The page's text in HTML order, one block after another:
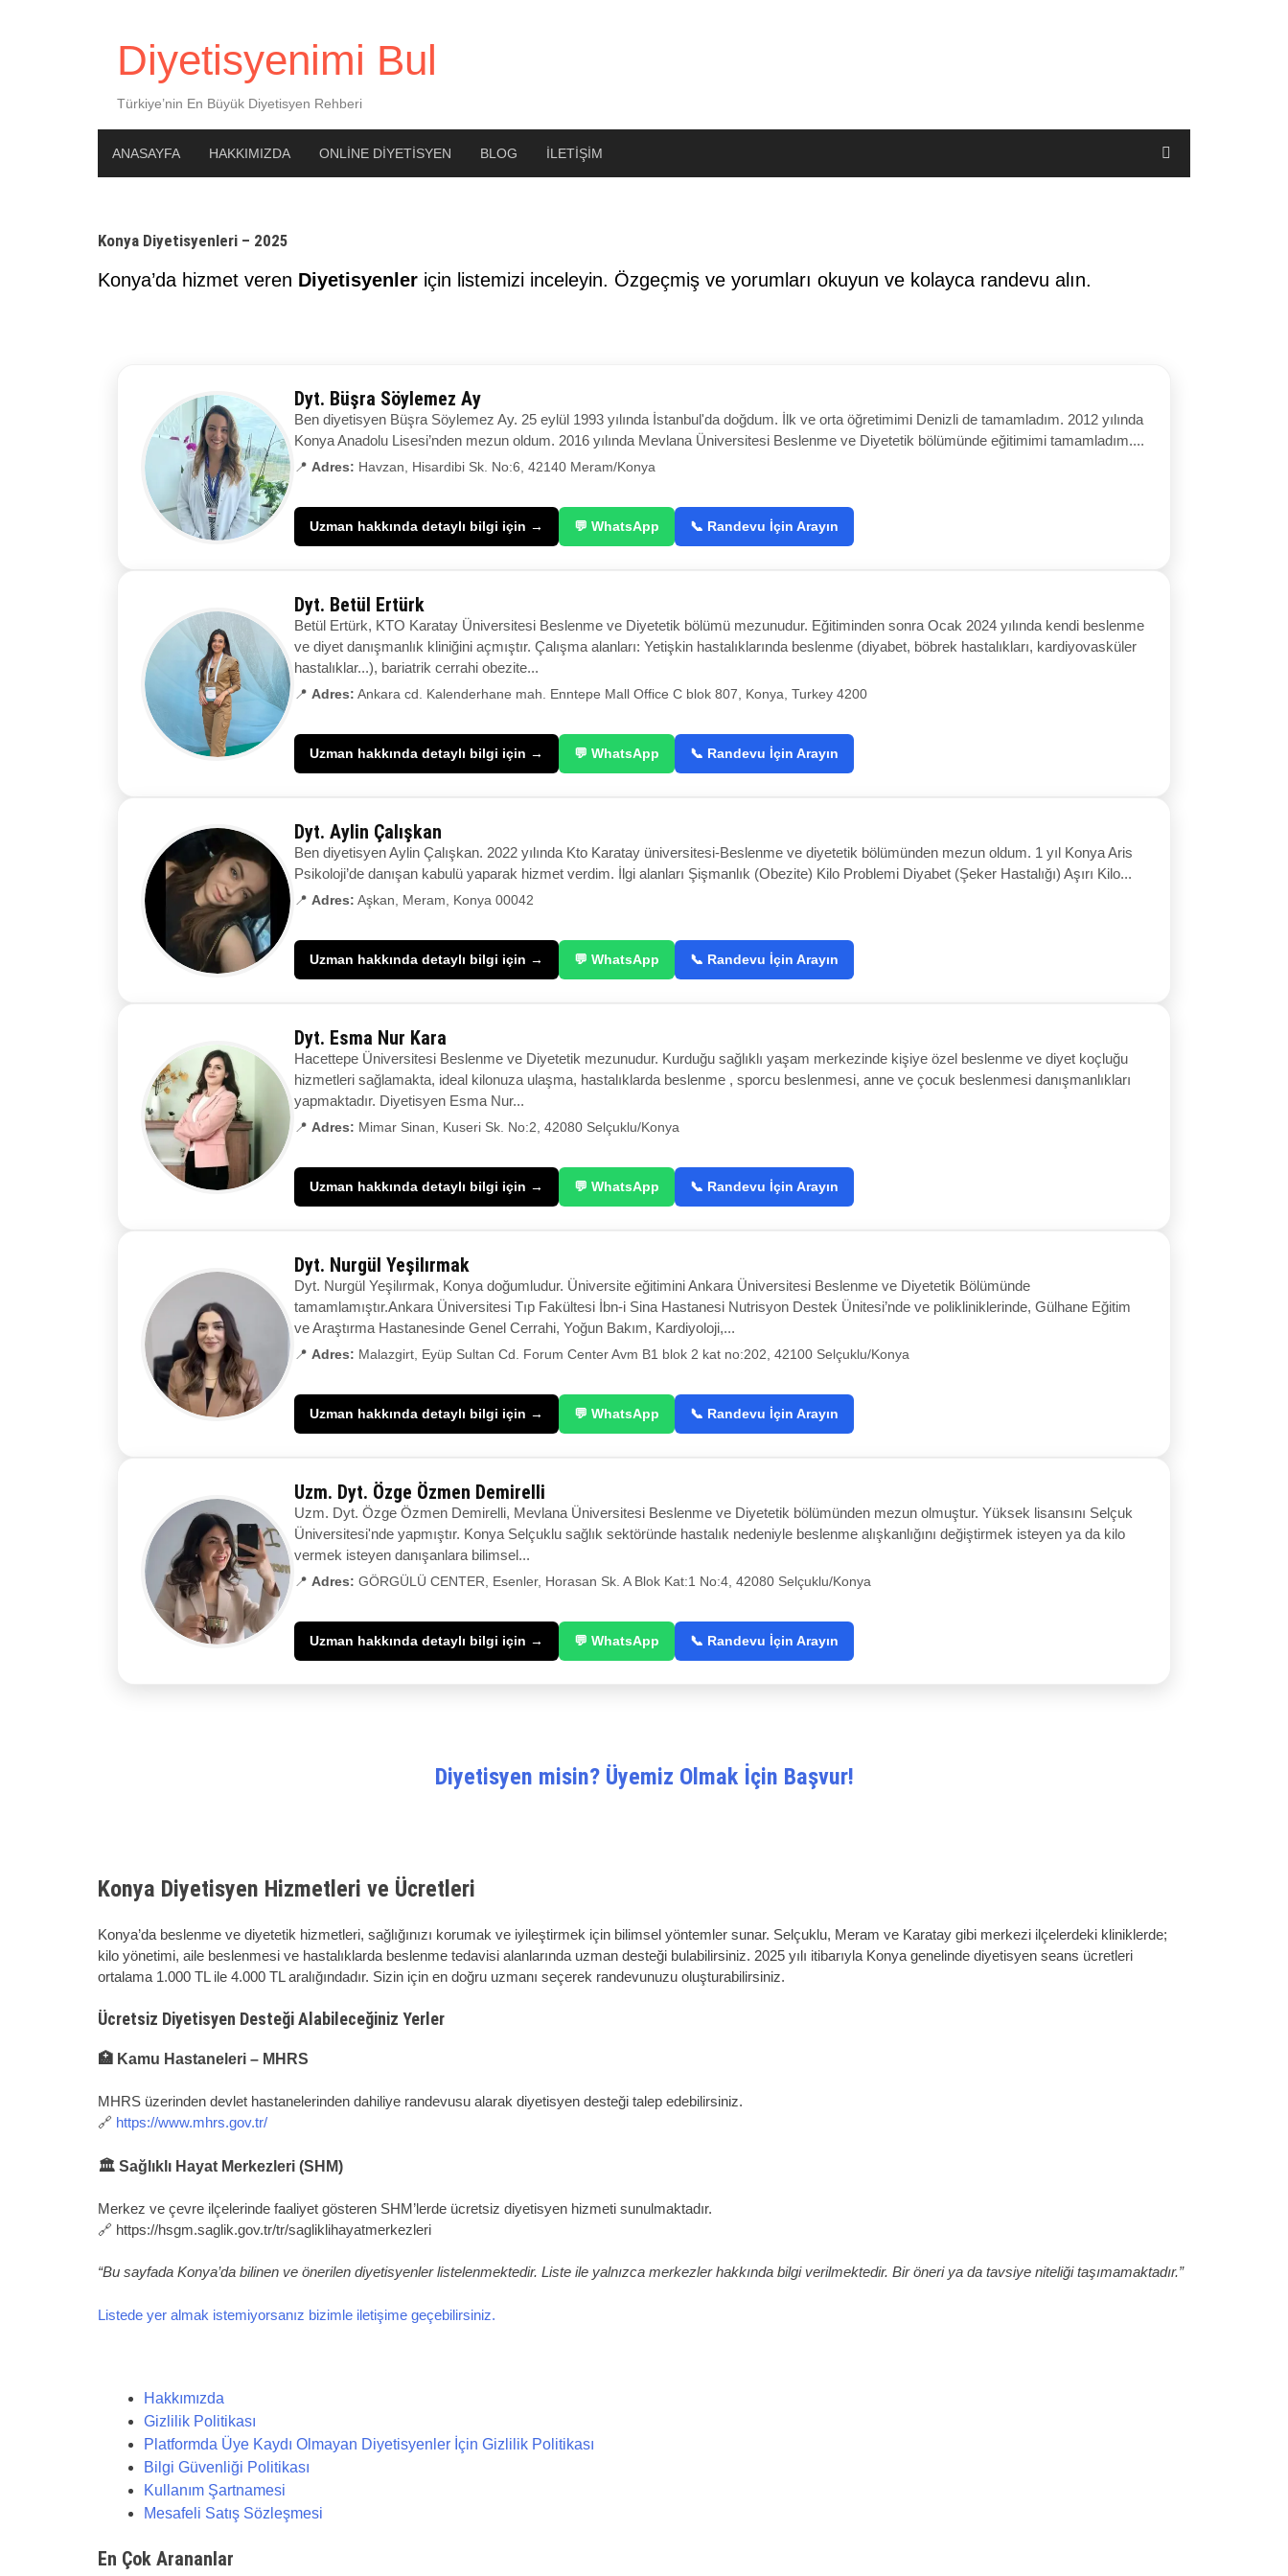
Diyetisyenimi Bul
Türkiye’nin En Büyük Diyetisyen Rehberi
ANASAYFA HAKKIMIZDA ONLINE DIYETISYEN BLOG İLETIŞIM
Konya Diyetisyenleri – 2025
Konya’da hizmet veren Diyetisyenler için listemizi inceleyin. Özgeçmiş ve yorumları okuyun ve kolayca randevu alın.
Dyt. Büşra Söylemez Ay
Ben diyetisyen Büşra Söylemez Ay. 25 eylül 1993 yılında İstanbul'da doğdum. İlk ve orta öğretimimi Denizli de tamamladım. 2012 yılında
Konya Anadolu Lisesi’nden mezun oldum. 2016 yılında Mevlana Üniversitesi Beslenme ve Diyetetik bölümünde eğitimimi tamamladım....
📍 Adres: Havzan, Hisardibi Sk. No:6, 42140 Meram/Konya
Uzman hakkında detaylı bilgi için → 💬 WhatsApp 📞 Randevu İçin Arayın
Dyt. Betül Ertürk
Betül Ertürk, KTO Karatay Üniversitesi Beslenme ve Diyetetik bölümü mezunudur. Eğitiminden sonra Ocak 2024 yılında kendi beslenme
ve diyet danışmanlık kliniğini açmıştır. Çalışma alanları: Yetişkin hastalıklarında beslenme (diyabet, böbrek hastalıkları, kardiyovasküler
hastalıklar...), bariatrik cerrahi obezite...
📍 Adres: Ankara cd. Kalenderhane mah. Enntepe Mall Office C blok 807, Konya, Turkey 4200
Uzman hakkında detaylı bilgi için → 💬 WhatsApp 📞 Randevu İçin Arayın
Dyt. Aylin Çalışkan
Ben diyetisyen Aylin Çalışkan. 2022 yılında Kto Karatay üniversitesi-Beslenme ve diyetetik bölümünden mezun oldum. 1 yıl Konya Aris
Psikoloji’de danışan kabulü yaparak hizmet verdim. İlgi alanları Şişmanlık (Obezite) Kilo Problemi Diyabet (Şeker Hastalığı) Aşırı Kilo...
📍 Adres: Aşkan, Meram, Konya 00042
Uzman hakkında detaylı bilgi için → 💬 WhatsApp 📞 Randevu İçin Arayın
Dyt. Esma Nur Kara
Hacettepe Üniversitesi Beslenme ve Diyetetik mezunudur. Kurduğu sağlıklı yaşam merkezinde kişiye özel beslenme ve diyet koçluğu
hizmetleri sağlamakta, ideal kilonuza ulaşma, hastalıklarda beslenme , sporcu beslenmesi, anne ve çocuk beslenmesi danışmanlıkları
yapmaktadır. Diyetisyen Esma Nur...
📍 Adres: Mimar Sinan, Kuseri Sk. No:2, 42080 Selçuklu/Konya
Uzman hakkında detaylı bilgi için → 💬 WhatsApp 📞 Randevu İçin Arayın
Dyt. Nurgül Yeşilırmak
Dyt. Nurgül Yeşilırmak, Konya doğumludur. Üniversite eğitimini Ankara Üniversitesi Beslenme ve Diyetetik Bölümünde
tamamlamıştır.Ankara Üniversitesi Tıp Fakültesi İbn-i Sina Hastanesi Nutrisyon Destek Ünitesi’nde ve polikliniklerinde, Gülhane Eğitim
ve Araştırma Hastanesinde Genel Cerrahi, Yoğun Bakım, Kardiyoloji,...
📍 Adres: Malazgirt, Eyüp Sultan Cd. Forum Center Avm B1 blok 2 kat no:202, 42100 Selçuklu/Konya
Uzman hakkında detaylı bilgi için → 💬 WhatsApp 📞 Randevu İçin Arayın
Uzm. Dyt. Özge Özmen Demirelli
Uzm. Dyt. Özge Özmen Demirelli, Mevlana Üniversitesi Beslenme ve Diyetetik bölümünden mezun olmuştur. Yüksek lisansını Selçuk
Üniversitesi'nde yapmıştır. Konya Selçuklu sağlık sektöründe hastalık nedeniyle beslenme alışkanlığını değiştirmek isteyen ya da kilo
vermek isteyen danışanlara bilimsel...
📍 Adres: GÖRGÜLÜ CENTER, Esenler, Horasan Sk. A Blok Kat:1 No:4, 42080 Selçuklu/Konya
Uzman hakkında detaylı bilgi için → 💬 WhatsApp 📞 Randevu İçin Arayın
Diyetisyen misin? Üyemiz Olmak İçin Başvur!
Konya Diyetisyen Hizmetleri ve Ücretleri
Konya’da beslenme ve diyetetik hizmetleri, sağlığınızı korumak ve iyileştirmek için bilimsel yöntemler sunar. Selçuklu, Meram ve Karatay gibi merkezi ilçelerdeki kliniklerde;
kilo yönetimi, aile beslenmesi ve hastalıklarda beslenme tedavisi alanlarında uzman desteği bulabilirsiniz. 2025 yılı itibarıyla Konya genelinde diyetisyen seans ücretleri
ortalama 1.000 TL ile 4.000 TL aralığındadır. Sizin için en doğru uzmanı seçerek randevunuzu oluşturabilirsiniz.
Ücretsiz Diyetisyen Desteği Alabileceğiniz Yerler
🏥 Kamu Hastaneleri – MHRS
MHRS üzerinden devlet hastanelerinden dahiliye randevusu alarak diyetisyen desteği talep edebilirsiniz.
🔗 https://www.mhrs.gov.tr/
🏛 Sağlıklı Hayat Merkezleri (SHM)
Merkez ve çevre ilçelerinde faaliyet gösteren SHM’lerde ücretsiz diyetisyen hizmeti sunulmaktadır.
🔗 https://hsgm.saglik.gov.tr/tr/sagliklihayatmerkezleri
“Bu sayfada Konya’da bilinen ve önerilen diyetisyenler listelenmektedir. Liste ile yalnızca merkezler hakkında bilgi verilmektedir. Bir öneri ya da tavsiye niteliği taşımamaktadır.”
Listede yer almak istemiyorsanız bizimle iletişime geçebilirsiniz.
Hakkımızda
Gizlilik Politikası
Platformda Üye Kaydı Olmayan Diyetisyenler İçin Gizlilik Politikası
Bilgi Güvenliği Politikası
Kullanım Şartnamesi
Mesafeli Satış Sözleşmesi
En Çok Arananlar